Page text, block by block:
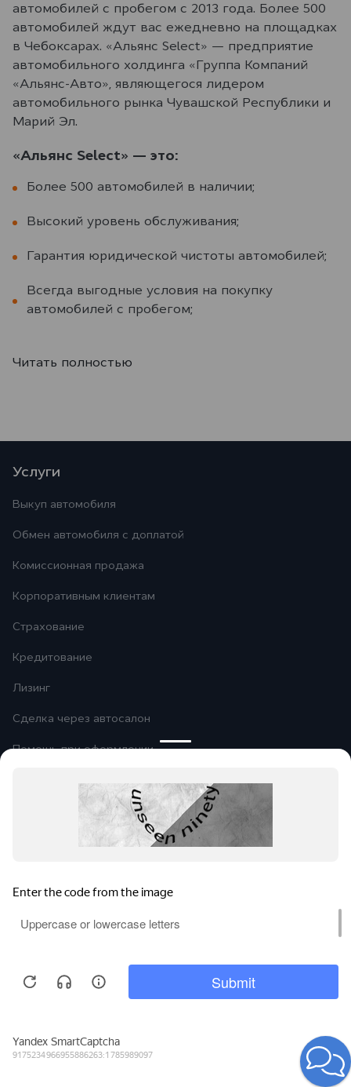
автомобилей с пробегом с 2013 года. Более 500
автомобилей ждут вас ежедневно на площадках
в Чебоксарах. «Альянс Select» — предприятие
автомобильного холдинга «Группа Компаний
«Альянс-Авто», являющегося лидером
автомобильного рынка Чувашской Республики и
Марий Эл.
«Альянс Select» — это:
Более 500 автомобилей в наличии;
Высокий уровень обслуживания;
Гарантия юридической чистоты автомобилей;
Всегда выгодные условия на покупку
автомобилей с пробегом;
Читать полностью
Автомобили в продаже
Покупайте онлайн
Оплата и возврат
Сообщить об ошибке
Услуги
Выкуп автомобиля
Обмен автомобиля с доплатой
Комиссионная продажа
Корпоративным клиентам
Страхование
Кредитование
Лизинг
Сделка через автосалон
Помощь при оформлении